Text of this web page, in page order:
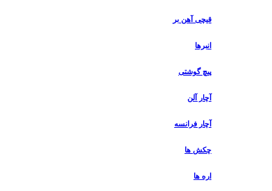
قیچی آهن بر
انبرها
پیچ گوشتی
آچار آلن
آچار فرانسه
چکش ها
اره ها